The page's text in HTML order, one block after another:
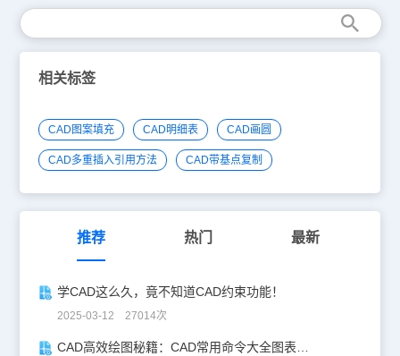
浩辰云图将电脑上的CAD图纸无线传输到移动端查看？ 步骤一：打
点击上传按钮，选择电脑中的图纸进行上传，如下图所示： 图纸
上传后会保存在云图中，这时候就需要在移动端查看云图里的图纸
了。 步骤三：在移动端（手机或者平板）上打开CAD看图王APP，
登录同一个云图账号，如下图所示： 步骤四：登录云图账号之
可打开查看，如下图所示： CAD看图经常会遇到图纸传输，不管是
将图纸传输给其他人查看，还是将图纸从自己的电脑上传输到手机
上，之前都是依靠第三方工具进行操作，现如今，有了浩辰云图，可
以一键将图纸上传，同时在电脑、网页以及移动端进行查看，方便、
看、编辑、修改，修改过的图纸在其他端只需刷新即可查看。
相关标签
CAD图案填充 CAD明细表 CAD画圆
CAD多重插入引用方法 CAD带基点复制
推荐 热门 最新
学CAD这么久，竟不知道CAD约束功能！
2025-03-12 27014次
CAD高效绘图秘籍：CAD常用命令大全图表珍藏版